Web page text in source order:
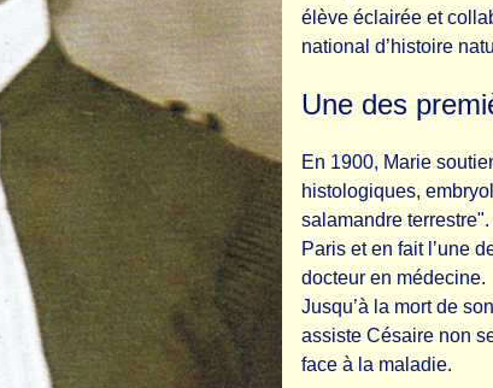
élève éclairée et
national d’histoire
Une des
En 1900, Marie
histologiques,
salamandre
Paris et en fait l’une
docteur en médecine.
Jusqu’à la mort de
assiste Césaire non
face à la maladie.